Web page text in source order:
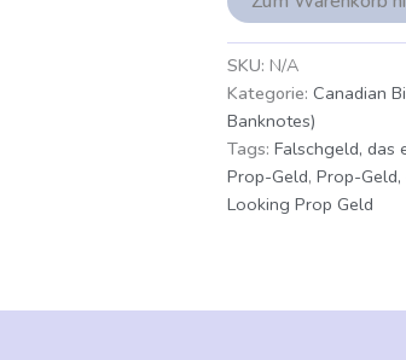
SKU: N/A
Kategorie: Canadian
Banknotes)
Tags: Falschgeld, das
Prop-Geld, Prop-
Looking Prop Geld